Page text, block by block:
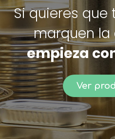
Si quieres
marquen la
empieza
Ver